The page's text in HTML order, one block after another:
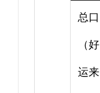
总口
（好
运来